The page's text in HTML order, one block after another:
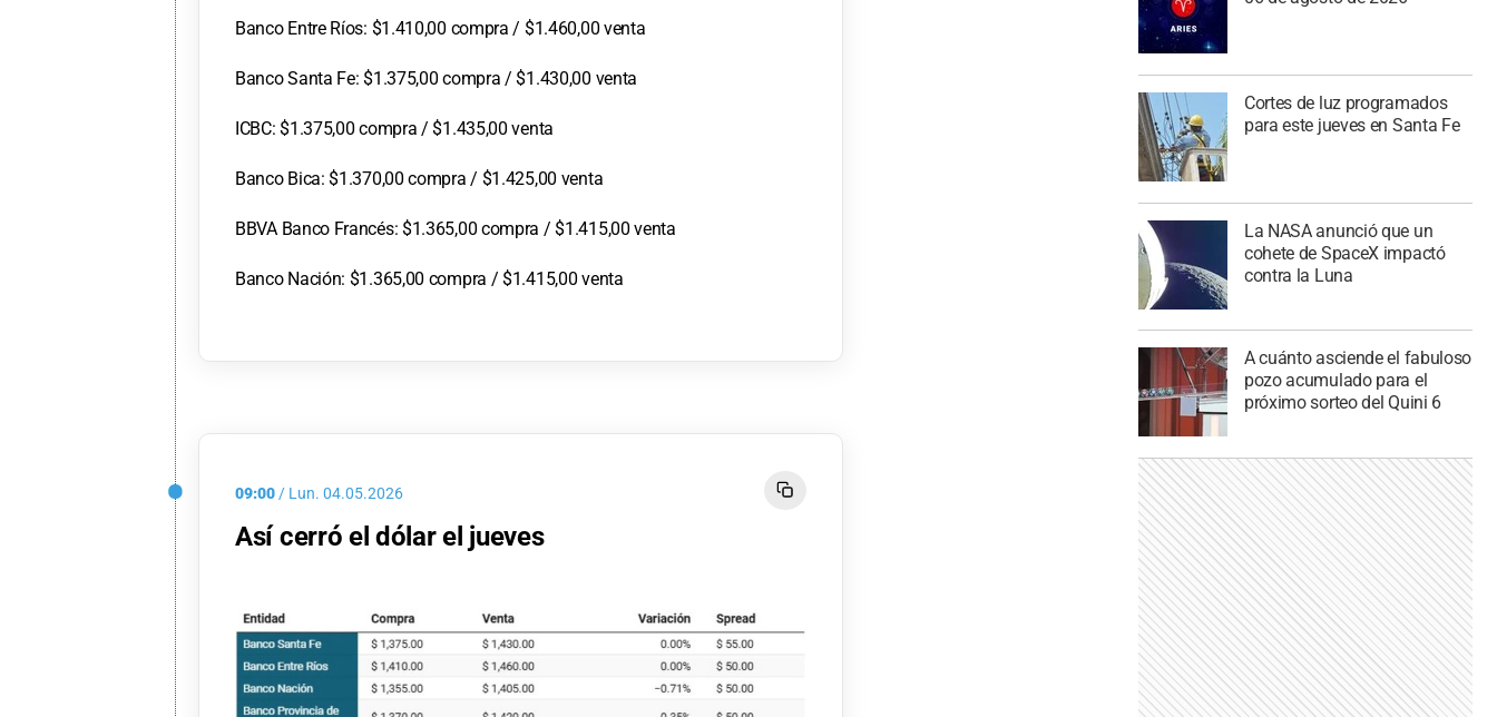
Banco Entre Ríos: $1.410,00 compra / $1.460,00 venta
Banco Santa Fe: $1.375,00 compra / $1.430,00 venta
ICBC: $1.375,00 compra / $1.435,00 venta
Banco Bica: $1.370,00 compra / $1.425,00 venta
BBVA Banco Francés: $1.365,00 compra / $1.415,00 venta
Banco Nación: $1.365,00 compra / $1.415,00 venta
09:00/ Lun. 04.05.2026
Así cerró el dólar el jueves
Cortes de luz programados
para este jueves en Santa Fe
La NASA anunció que un
cohete de SpaceX impactó
contra la Luna
A cuánto asciende el fabuloso
pozo acumulado para el
próximo sorteo del Quini 6